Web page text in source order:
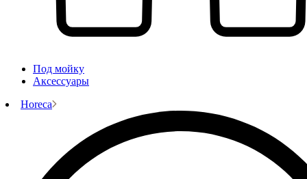
Под мойку
Аксессуары
Horeca